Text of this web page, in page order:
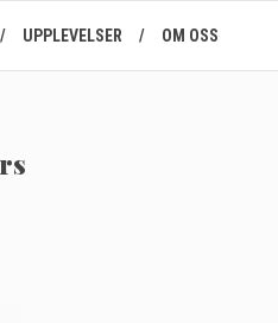
/ UPPLEVELSER / OM OSS